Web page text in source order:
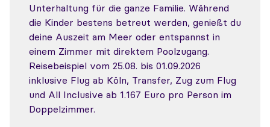
Unterhaltung für die ganze Familie. Während
die Kinder bestens betreut werden, genießt du
deine Auszeit am Meer oder entspannst in
einem Zimmer mit direktem Poolzugang.
Reisebeispiel vom 25.08. bis 01.09.2026
inklusive Flug ab Köln, Transfer, Zug zum Flug
und All Inclusive ab 1.167 Euro pro Person im
Doppelzimmer.